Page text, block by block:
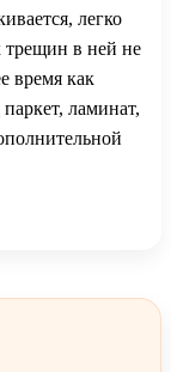
легко
трещин в ней не
время как
ламинат,